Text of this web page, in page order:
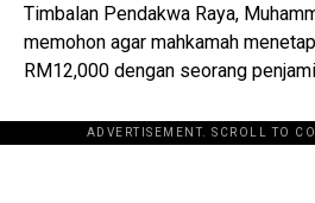
Timbalan Pendakwa Raya,
memohon agar mahkamah
RM12,000 dengan seorang
ADVERTISEMENT. SCROLL TO